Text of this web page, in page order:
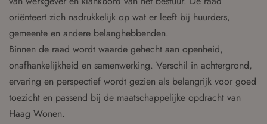
oriënteert zich nadrukkelijk op wat er leeft bij huurders,
gemeente en andere belanghebbenden.
Binnen de raad wordt waarde gehecht aan openheid,
onafhankelijkheid en samenwerking. Verschil in achtergrond,
ervaring en perspectief wordt gezien als belangrijk voor goed
toezicht en passend bij de maatschappelijke opdracht van
Haag Wonen.